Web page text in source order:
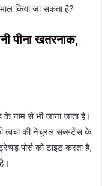
किया जा सकता है?
पीना खतरनाक,
के नाम से भी जाना जाता है।
त्वचा की नेचुरल सब्सटेंस के
पोर्स को टाइट करता है,